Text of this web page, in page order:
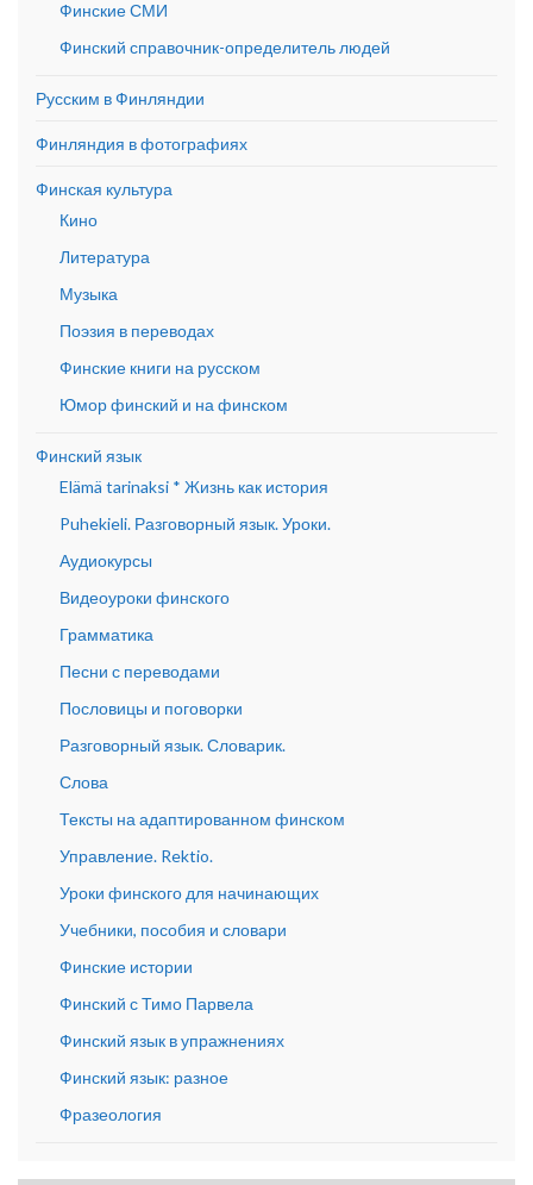
Финские СМИ
Финский справочник-определитель людей
Русским в Финляндии
Финляндия в фотографиях
Финская культура
Кино
Литература
Музыка
Поэзия в переводах
Финские книги на русском
Юмор финский и на финском
Финский язык
Elämä tarinaksi * Жизнь как история
Puhekieli. Разговорный язык. Уроки.
Аудиокурсы
Видеоуроки финского
Грамматика
Песни с переводами
Пословицы и поговорки
Разговорный язык. Словарик.
Слова
Тексты на адаптированном финском
Управление. Rektio.
Уроки финского для начинающих
Учебники, пособия и словари
Финские истории
Финский с Тимо Парвела
Финский язык в упражнениях
Финский язык: разное
Фразеология